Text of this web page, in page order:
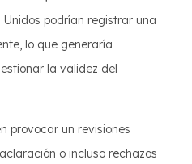
podrían registrar una
lo que generaría
la validez del
provocar un revisiones
o incluso rechazos